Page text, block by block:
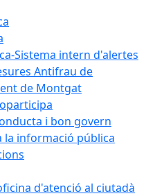
Sistema intern d'alertes
Antifrau de
de Montgat
i bon govern
la informació pública
d'atenció al ciutadà